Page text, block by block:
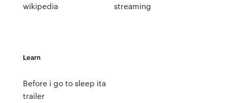
wikipedia
streaming
Learn
Before i go to sleep ita
trailer